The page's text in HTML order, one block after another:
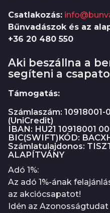
Csatlakozás:
Bűnvadászok és az
+36 20 480 550
Aki beszállna a
segíteni a
Támogatás:
Számlaszám:
(UniCredit)
IBAN: HU21 10918001
BIC(SWIFT)KÓD:
Számlatulajdonos:
ALAPÍTVÁNY
Adó 1%:
Az adó 1%-ának
az akciócsapatot!
Idén az